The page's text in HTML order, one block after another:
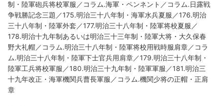
制・陸軍砲兵将校軍服／コラム.海軍・ペンネント／コラム.日露戦
争戦勝記念三題／175.明治三十八年制・海軍水兵夏服／176.明治
三十八年制・陸軍外套／177.明治三十八年制・陸軍将校夏服／
178.明治十九年制あるいは明治三十三年制・陸軍大将・大久保春
野大礼帽／コラム.明治三十八年制・陸軍将校用戦時服肩章／コラ
ム.明治三十八年制・陸軍下士官兵用肩章／179.明治三十八年制・
陸軍工兵将校軍服／180.明治三十九年制・陸軍軍服／181.明治三
十九年改正・海軍機関兵曹長軍服／コラム.機関少将の正帽・正肩
章